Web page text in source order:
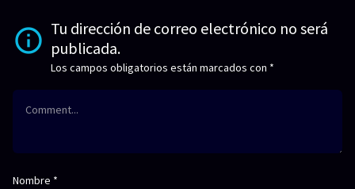
Tu dirección de correo electrónico no será
publicada.
Los campos obligatorios están marcados con *
Nombre *